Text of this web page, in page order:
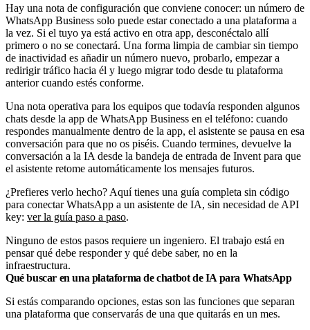
Hay una nota de configuración que conviene conocer: un número de
WhatsApp Business solo puede estar conectado a una plataforma a
la vez. Si el tuyo ya está activo en otra app, desconéctalo allí
primero o no se conectará. Una forma limpia de cambiar sin tiempo
de inactividad es añadir un número nuevo, probarlo, empezar a
redirigir tráfico hacia él y luego migrar todo desde tu plataforma
anterior cuando estés conforme.
Una nota operativa para los equipos que todavía responden algunos
chats desde la app de WhatsApp Business en el teléfono: cuando
respondes manualmente dentro de la app, el asistente se pausa en esa
conversación para que no os piséis. Cuando termines, devuelve la
conversación a la IA desde la bandeja de entrada de Invent para que
el asistente retome automáticamente los mensajes futuros.
¿Prefieres verlo hecho? Aquí tienes una guía completa sin código
para conectar WhatsApp a un asistente de IA, sin necesidad de API
key: ver la guía paso a paso.
Ninguno de estos pasos requiere un ingeniero. El trabajo está en
pensar qué debe responder y qué debe saber, no en la
infraestructura.
Qué buscar en una plataforma de chatbot de IA para WhatsApp
Si estás comparando opciones, estas son las funciones que separan
una plataforma que conservarás de una que quitarás en un mes.